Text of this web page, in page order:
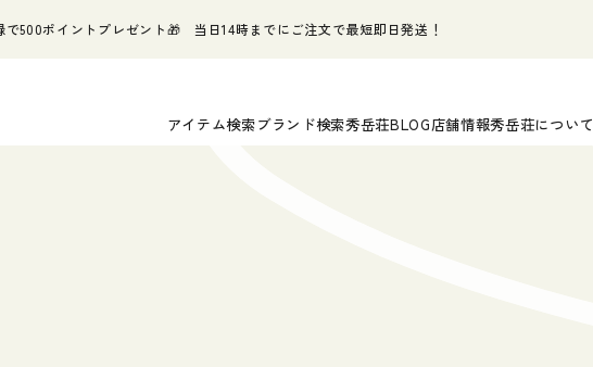
500ポイントプレゼント🎁 当日14時までにご注文で最短即日発送！
アイテム検索ブランド検索秀岳荘BLOG店舗情報秀岳荘について